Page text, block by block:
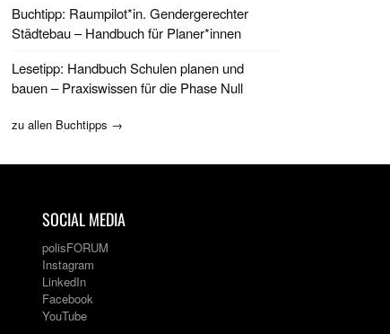
Buchtipp: Raumpilot*in. Gendergerechter
Städtebau – Handbuch für Planer*innen
Lesetipp: Handbuch Schulen planen und
bauen – Praxiswissen für die Phase Null
zu allen Buchtipps →
SOCIAL MEDIA
polisFORUM
Instagram
LinkedIn
Facebook
YouTube